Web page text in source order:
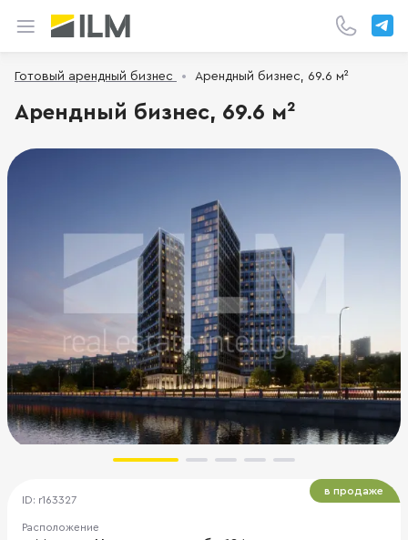
Готовый арендный бизнес Арендный бизнес, 69.6 м²
Арендный бизнес, 69.6 м²
ID: r163327
Расположение
в продаже